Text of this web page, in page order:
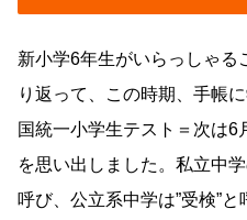
新小学6年生がいらっしゃる
り返って、この時期、手帳
国統一小学生テスト＝次は6
を思い出しました。私立中
呼び、公立系中学は”受検”と